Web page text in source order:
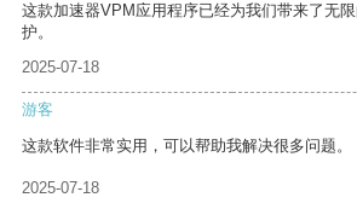
这款加速器VPM应用程序已经为我们带来了无
护。
2025-07-18
游客
这款软件非常实用，可以帮助我解决很多问题。
2025-07-18